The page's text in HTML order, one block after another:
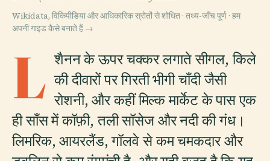
Wikidata, विकिपीडिया और आधिकारिक स्रोतों से शोधित · तथ्य-जाँच पूर्ण · हम
अपनी गाइड कैसे बनाते हैं →
L शैनन के ऊपर चक्कर लगाते सीगल, किले
की दीवारों पर गिरती भीगी चाँदी जैसी
रोशनी, और कहीं मिल्क मार्केट के पास एक
ही साँस में कॉफ़ी, तली सॉसेज और नदी की गंध।
लिमरिक, आयरलैंड, गॉलवे से कम चमकदार और